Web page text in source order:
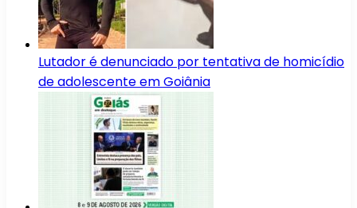
Lutador é denunciado por tentativa de homicídio
de adolescente em Goiânia